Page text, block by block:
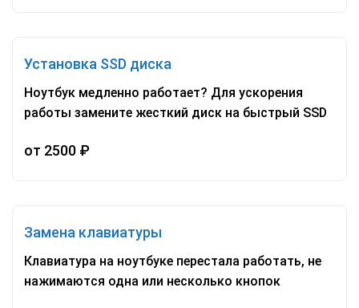
Установка SSD диска
Ноутбук медленно работает? Для ускорения
работы замените жесткий диск на быстрый SSD
от 2500 ₽
Замена клавиатуры
Клавиатура на ноутбуке перестала работать, не
нажимаются одна или несколько кнопок